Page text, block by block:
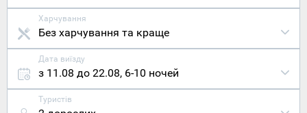
Харчування
Без харчування та краще
Дата виїзду
з 11.08 до 22.08, 6-10 ночей
Туристів